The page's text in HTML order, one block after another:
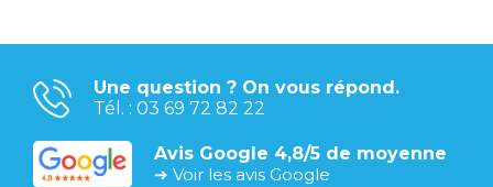
Une question ? On vous répond.
Tél. : 03 69 72 82 22
Avis Google 4,8/5 de moyenne
➔ Voir les avis Google